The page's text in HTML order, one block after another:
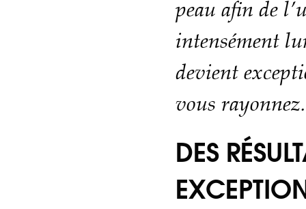
peau afin de
intensément
devient
vous rayonnez.
DES